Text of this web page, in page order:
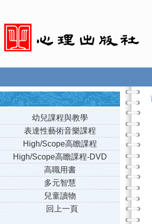
幼兒課程與教學
表達性藝術音樂課程
High/Scope高瞻課程
High/Scope高瞻課程-DVD
高職用書
多元智慧
兒童讀物
回上一頁